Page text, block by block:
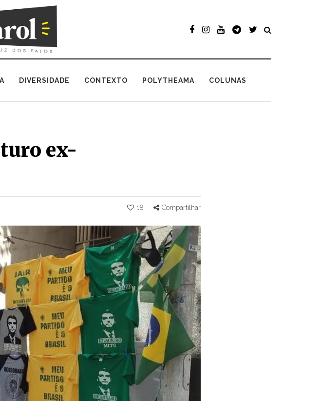
DIVERSIDADE CONTEXTO POLYTHEAMA COLUNAS
ex-
18 Compartilhar